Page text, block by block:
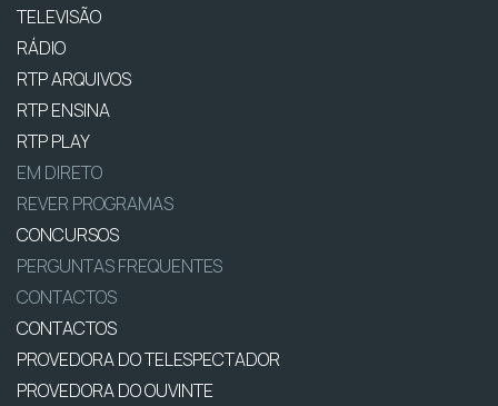
TELEVISÃO
RÁDIO
RTP ARQUIVOS
RTP ENSINA
RTP PLAY
EM DIRETO
REVER PROGRAMAS
CONCURSOS
PERGUNTAS FREQUENTES
CONTACTOS
CONTACTOS
PROVEDORA DO TELESPECTADOR
PROVEDORA DO OUVINTE